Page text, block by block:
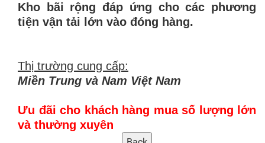
Kho bãi rộng đáp ứng cho các phương
tiện vận tải lớn vào đóng hàng.
Thị trường cung cấp:
Miền Trung và Nam Việt Nam
Ưu đãi cho khách hàng mua số lượng lớn
và thường xuyên